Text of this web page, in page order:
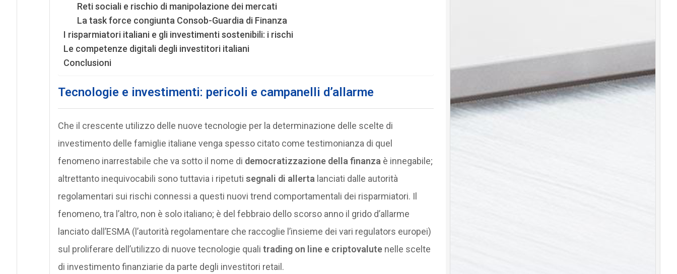
Reti sociali e rischio di manipolazione dei mercati
La task force congiunta Consob-Guardia di Finanza
I risparmiatori italiani e gli investimenti sostenibili: i rischi
Le competenze digitali degli investitori italiani
Conclusioni
Tecnologie e investimenti: pericoli e campanelli d’allarme
Che il crescente utilizzo delle nuove tecnologie per la determinazione delle scelte di
investimento delle famiglie italiane venga spesso citato come testimonianza di quel
fenomeno inarrestabile che va sotto il nome di democratizzazione della finanza è innegabile;
altrettanto inequivocabili sono tuttavia i ripetuti segnali di allerta lanciati dalle autorità
regolamentari sui rischi connessi a questi nuovi trend comportamentali dei risparmiatori. Il
fenomeno, tra l’altro, non è solo italiano; è del febbraio dello scorso anno il grido d’allarme
lanciato dall’ESMA (l’autorità regolamentare che raccoglie l’insieme dei vari regulators europei)
sul proliferare dell’utilizzo di nuove tecnologie quali trading on line e criptovalutenelle scelte
di investimento finanziarie da parte degli investitori retail.